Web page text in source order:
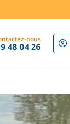
nous
48 04 26